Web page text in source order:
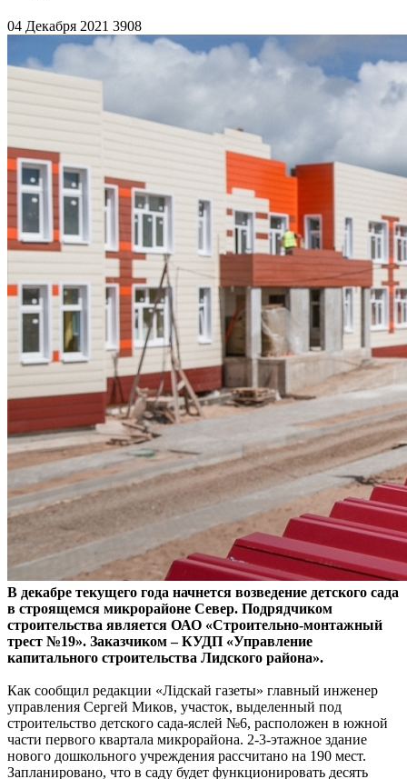
04 Декабря 2021 3908
В декабре текущего года начнется возведение детского сада
в строящемся микрорайоне Север. Подрядчиком
строительства является ОАО «Строительно-монтажный
трест №19». Заказчиком – КУДП «Управление
капитального строительства Лидского района».
Как сообщил редакции «Лідскай газеты» главный инженер
управления Сергей Миков, участок, выделенный под
строительство детского сада-яслей №6, расположен в южной
части первого квартала микрорайона. 2-3-этажное здание
нового дошкольного учреждения рассчитано на 190 мест.
Запланировано, что в саду будет функционировать десять